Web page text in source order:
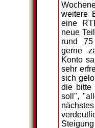
weitere
eine
neue
rund
gerne
Konto
sehr
sich
die bitte
soll",